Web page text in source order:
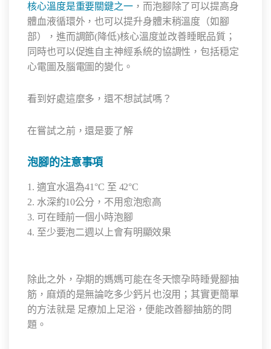
核心溫度是重要關鍵之一，而泡腳除了可以提高身
體血液循環外 ，也可以提升身體末稍溫度（如腳
部），進而調節(降低)核心溫度並改善睡眠品質 ；
同時也可以促進自主神經系統的協調性 ，包括穏定
心電圖及腦電圖的變化。
看到好處這麼多，還不想試試嗎？
在嘗試之前，還是要了解
泡腳的注意事項
1. 適宜水溫為41°C 至 42°C
2. 水深約10公分，不用愈泡愈高
3. 可在睡前一個小時泡腳
4. 至少要泡二週以上會有明顯效果
除此之外，孕期的媽媽可能在冬天懷孕時睡覺腳抽
筋，麻煩的是無論吃多少鈣片也沒用；其實更簡單
的方法就是 足療加上 足浴，便能改善腳抽筋的問
題。